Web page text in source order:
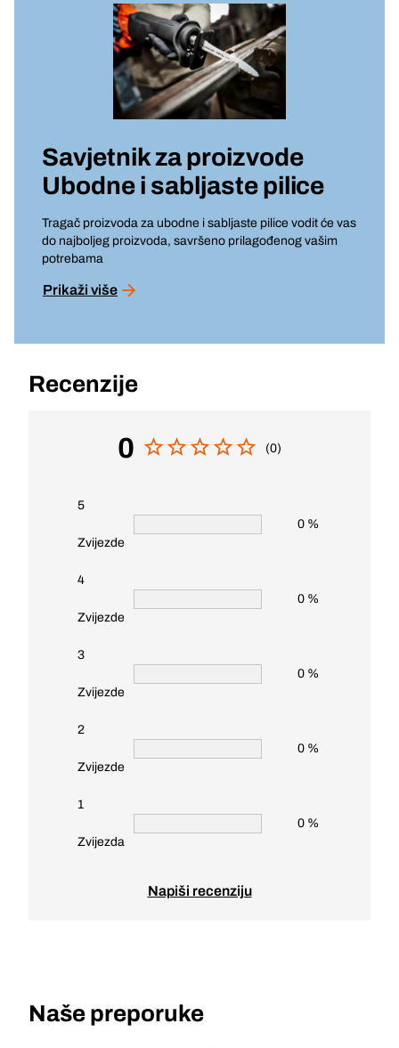
Savjetnik za proizvode
Ubodne i sabljaste pilice
Tragač proizvoda za ubodne i sabljaste pilice vodit će vas
do najboljeg proizvoda, savršeno prilagođenog vašim
potrebama
Prikaži više
Recenzije
0 (0)
5
Zvijezde
0 %
4
Zvijezde
0 %
3
Zvijezde
0 %
2
Zvijezde
0 %
1
Zvijezda
0 %
Napiši recenziju
Naše preporuke